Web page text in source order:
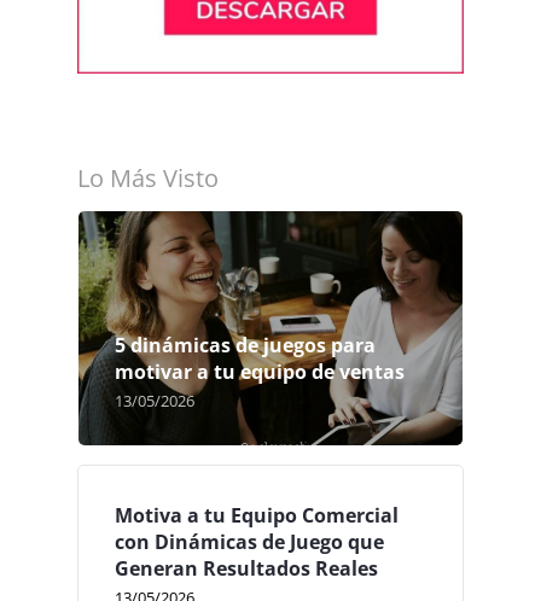
Lo Más Visto
5 dinámicas de juegos para
motivar a tu equipo de ventas
13/05/2026
Motiva a tu Equipo Comercial
con Dinámicas de Juego que
Generan Resultados Reales